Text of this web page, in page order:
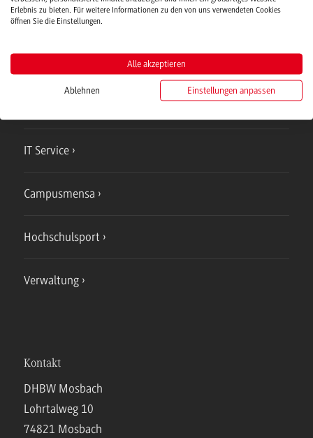
Bad Mergentheim
IT Service
Campusmensa
Hochschulsport
Verwaltung
Kontakt
DHBW Mosbach
Lohrtalweg 10
74821 Mosbach
Erlebnis zu bieten. Für weitere Informationen zu den von uns verwendeten Cookies
öffnen Sie die Einstellungen.
Alle akzeptieren
Ablehnen Einstellungen anpassen